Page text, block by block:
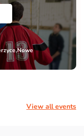
View all events